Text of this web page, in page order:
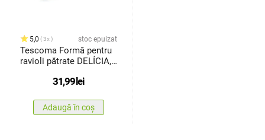
5,0 3x stoc epuizat
Tescoma Formă pentru
ravioli pătrate DELÍCIA,
31,99 lei
Adaugă în coș